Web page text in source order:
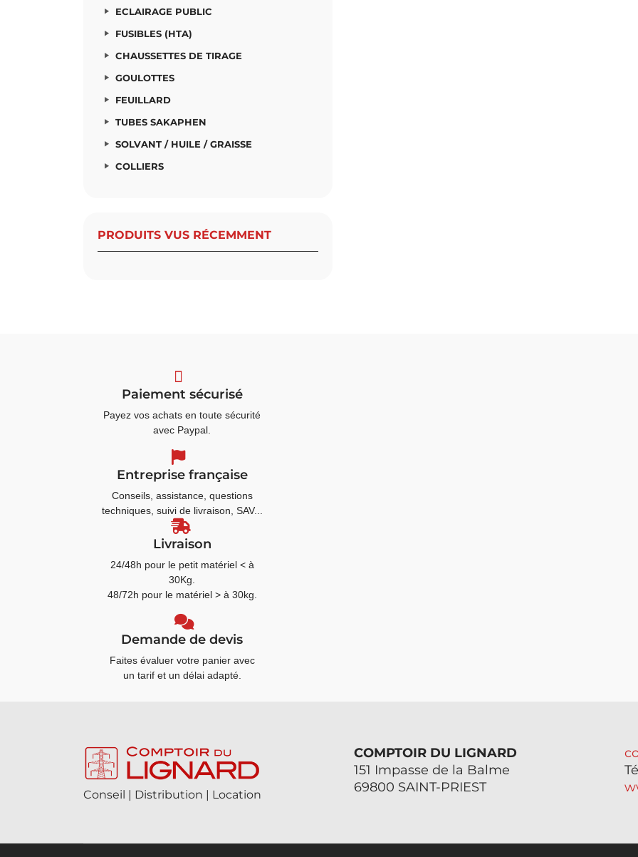
ECLAIRAGE PUBLIC
FUSIBLES (HTA)
CHAUSSETTES DE TIRAGE
GOULOTTES
FEUILLARD
TUBES SAKAPHEN
SOLVANT / HUILE / GRAISSE
COLLIERS
PRODUITS VUS RÉCEMMENT
Paiement sécurisé
Payez vos achats en toute sécurité
avec Paypal.
Entreprise française
Conseils, assistance, questions
techniques, suivi de livraison, SAV...
Livraison
24/48h pour le petit matériel < à
30Kg.
48/72h pour le matériel > à 30kg.
Demande de devis
Faites évaluer votre panier avec
un tarif et un délai adapté.
Conseil | Distribution | Location
COMPTOIR DU LIGNARD
151 Impasse de la Balme
69800 SAINT-PRIEST